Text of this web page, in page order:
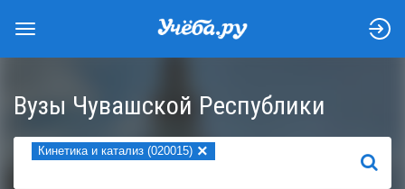
Вузы Чувашской Республики
Кинетика и катализ (020015) ×
НАЙТИ